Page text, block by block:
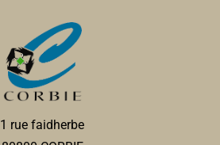
1 rue faidherbe